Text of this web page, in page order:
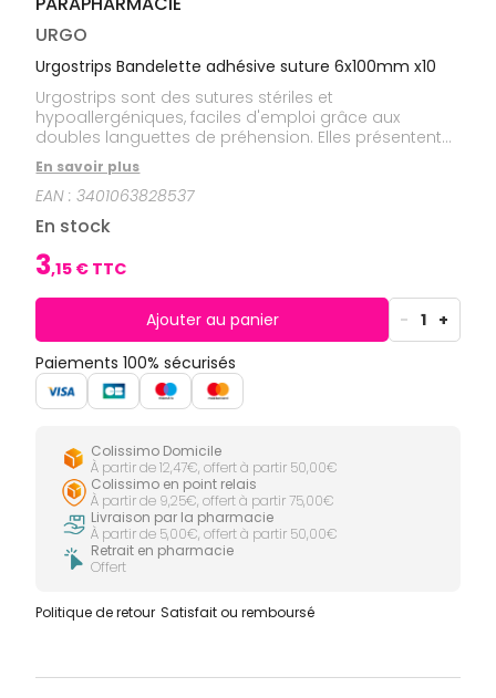
sèches
Sprays
Bains de
Gencives
Hygiène
bucco-
dentaire
URGO
Urgostrips Bandelette adhésive suture 6x100mm x10
Urgostrips sont des sutures stériles et
hypoallergéniques, faciles d'emploi grâce aux
doubles languettes de préhension. Elles présentent
une haute résistance à la rupture. Les bandelettes
sont déjà prédécoupées et posées sur un protecteur
siliconé.
En savoir plus
EAN :3401063828537
En stock
3,15 € TTC
Ajouter au panier - 1 +
Paiements 100% sécurisés
Colissimo Domicile
À partir de 12,47€, offert à partir 50,00€
Colissimo en point relais
À partir de 9,25€, offert à partir 75,00€
Livraison par la pharmacie
À partir de 5,00€, offert à partir 50,00€
Retrait en pharmacie
Offert
Politique de retour Satisfait ou remboursé